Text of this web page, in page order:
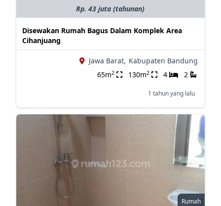
Rp. 43 juta (tahunan)
Disewakan Rumah Bagus Dalam Komplek Area
Cihanjuang
Jawa Barat, Kabupaten Bandung
65m2 130m2 4 2
1 tahun yang lalu
Rumah